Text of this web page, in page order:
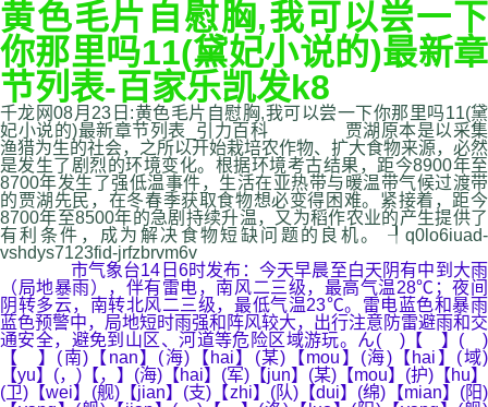
黄色毛片自慰胸,我可以尝一下
你那里吗11(黛妃小说的)最新章
节列表-百家乐凯发k8
千龙网08月23日:黄色毛片自慰胸,我可以尝一下你那里吗11(黛
妃小说的)最新章节列表_引力百科 贾湖原本是以采集
渔猎为生的社会，之所以开始栽培农作物、扩大食物来源，必然
是发生了剧烈的环境变化。根据环境考古结果，距今8900年至
8700年发生了强低温事件，生活在亚热带与暖温带气候过渡带
的贾湖先民，在冬春季获取食物想必变得困难。紧接着，距今
8700年至8500年的急剧持续升温，又为稻作农业的产生提供了
有利条件，成为解决食物短缺问题的良机。 ┦q0lo6iuad-
vshdys7123fid-jrfzbrvm6v
市气象台14日6时发布：今天早晨至白天阴有中到大雨
（局地暴雨），伴有雷电，南风二三级，最高气温28℃；夜间
阴转多云，南转北风二三级，最低气温23℃。雷电蓝色和暴雨
蓝色预警中，局地短时雨强和阵风较大，出行注意防雷避雨和交
通安全，避免到山区、河道等危险区域游玩。ん( )【 】( )
【 】(南)【nan】(海)【hai】(某)【mou】(海)【hai】(域)
【yu】(，)【，】(海)【hai】(军)【jun】(某)【mou】(护)【hu】
(卫)【wei】(舰)【jian】(支)【zhi】(队)【dui】(绵)【mian】(阳)